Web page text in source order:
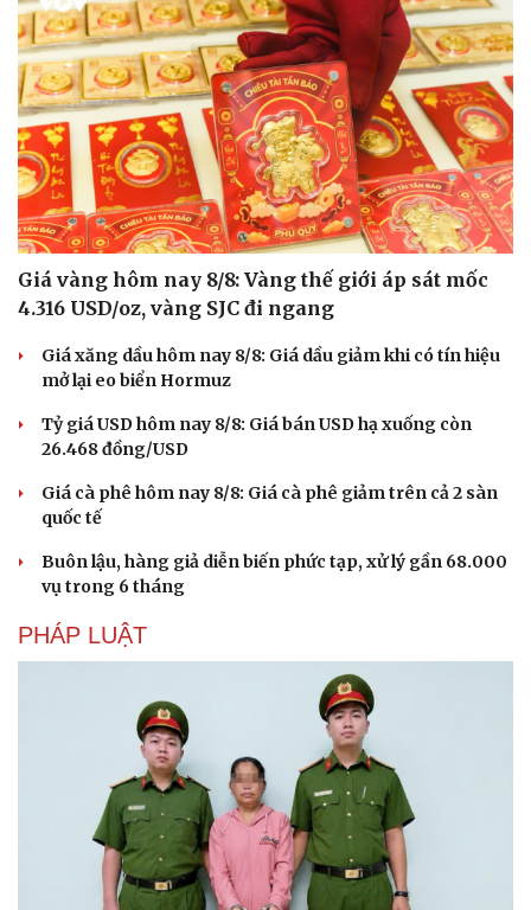
Văn hóa
Sân khấu - Điện ảnh
Văn học
Âm nhạc
Di sản
Giải trí
Nghệ sĩ
Thời trang
Sao Việt
Giá vàng hôm nay 8/8: Vàng thế giới áp sát mốc
4.316 USD/oz, vàng SJC đi ngang
Giá xăng dầu hôm nay 8/8: Giá dầu giảm khi có tín hiệu
mở lại eo biển Hormuz
Tỷ giá USD hôm nay 8/8: Giá bán USD hạ xuống còn
26.468 đồng/USD
Giá cà phê hôm nay 8/8: Giá cà phê giảm trên cả 2 sàn
quốc tế
Buôn lậu, hàng giả diễn biến phức tạp, xử lý gần 68.000
vụ trong 6 tháng
PHÁP LUẬT